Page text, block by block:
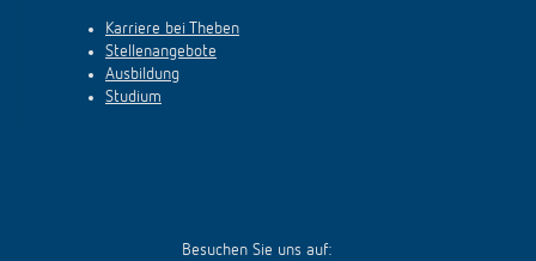
Karriere bei Theben
Stellenangebote
Ausbildung
Studium
Besuchen Sie uns auf: